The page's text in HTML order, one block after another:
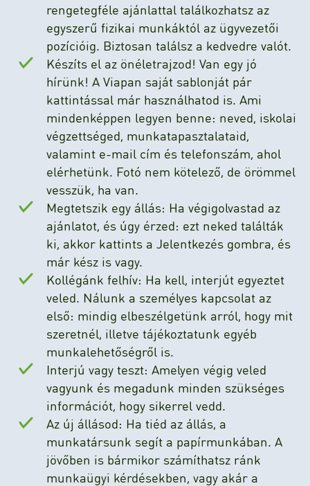
rengetegféle ajánlattal találkozhatsz az
egyszerű fizikai munkáktól az ügyvezetői
pozícióig. Biztosan találsz a kedvedre valót.
Készíts el az önéletrajzod! Van egy jó
hírünk! A Viapan saját sablonját pár
kattintással már használhatod is. Ami
mindenképpen legyen benne: neved, iskolai
végzettséged, munkatapasztalataid,
valamint e-mail cím és telefonszám, ahol
elérhetünk. Fotó nem kötelező, de örömmel
vesszük, ha van.
Megtetszik egy állás: Ha végigolvastad az
ajánlatot, és úgy érzed: ezt neked találták
ki, akkor kattints a Jelentkezés gombra, és
már kész is vagy.
Kollégánk felhív: Ha kell, interjút egyeztet
veled. Nálunk a személyes kapcsolat az
első: mindig elbeszélgetünk arról, hogy mit
szeretnél, illetve tájékoztatunk egyéb
munkalehetőségről is.
Interjú vagy teszt: Amelyen végig veled
vagyunk és megadunk minden szükséges
információt, hogy sikerrel vedd.
Az új állásod: Ha tiéd az állás, a
munkatársunk segít a papírmunkában. A
jövőben is bármikor számíthatsz ránk
munkaügyi kérdésekben, vagy akár a